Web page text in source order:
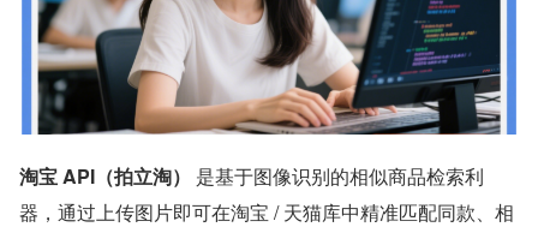
淘宝 API（拍立淘）
是基于图像识别的相似商品检索利
器，通过上传图片即可在淘宝 / 天猫库中精准匹配同款、相